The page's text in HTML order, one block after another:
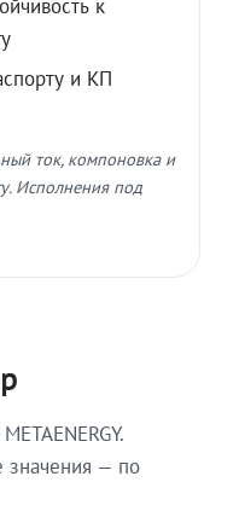
к
и КП
ток, компоновка и
Исполнения под
значения — по